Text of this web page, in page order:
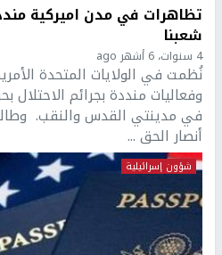
تظاهرات في مدن اميركية
شعبنا
4 سنوات، 6 أشهر ago
نُظمت في الولايات المتحدة
وفعاليات منددة بجرائم الاحتلال
في مدينتي القدس والنقب.
أنصار الحق ...
شؤون إسرائيلية